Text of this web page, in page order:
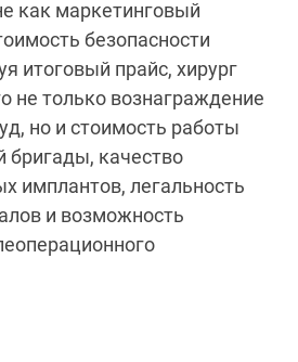
как маркетинговый
безопасности
итоговый прайс, хирург
не только вознаграждение
но и стоимость работы
бригады, качество
имплантов, легальность
и возможность